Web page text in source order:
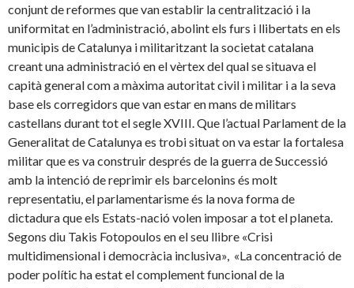
conjunt de reformes que van establir la centralització i la
uniformitat en l’administració, abolint els furs i llibertats en els
municipis de Catalunya i militaritzant la societat catalana
creant una administració en el vèrtex del qual se situava el
capità general com a màxima autoritat civil i militar i a la seva
base els corregidors que van estar en mans de militars
castellans durant tot el segle XVIII. Que l’actual Parlament de la
Generalitat de Catalunya es trobi situat on va estar la fortalesa
militar que es va construir després de la guerra de Successió
amb la intenció de reprimir els barcelonins és molt
representatiu, el parlamentarisme és la nova forma de
dictadura que els Estats-nació volen imposar a tot el planeta.
Segons diu Takis Fotopoulos en el seu llibre «Crisi
multidimensional i democràcia inclusiva», «La concentració de
poder polític ha estat el complement funcional de la